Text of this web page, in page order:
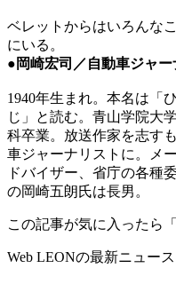
ベレットからはいろんな
にいる。
●岡崎宏司／自動車ジャー
1940年生まれ。本名は「
じ」と読む。青山学院大
科卒業。放送作家を志す
車ジャーナリストに。メ
ドバイザー、省庁の各種
の岡崎五朗氏は長男。
この記事が気に入ったら
Web LEONの最新ニュー